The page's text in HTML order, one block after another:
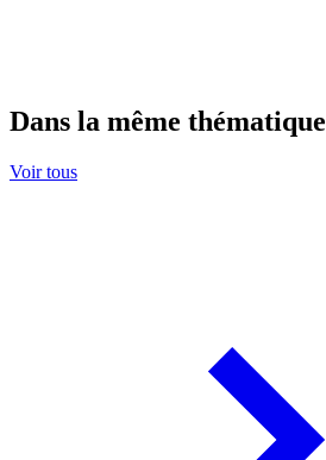
Dans la même thématique
Voir tous